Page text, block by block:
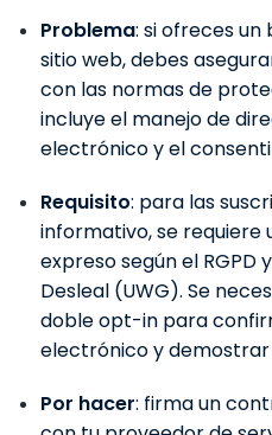
Problema: si ofreces
sitio web, debes
con las normas de
incluye el manejo de
electrónico y el
Requisito: para las
informativo, se requiere
expreso según el RGPD
Desleal (UWG). Se
doble opt-in para
electrónico y
Por hacer: firma un